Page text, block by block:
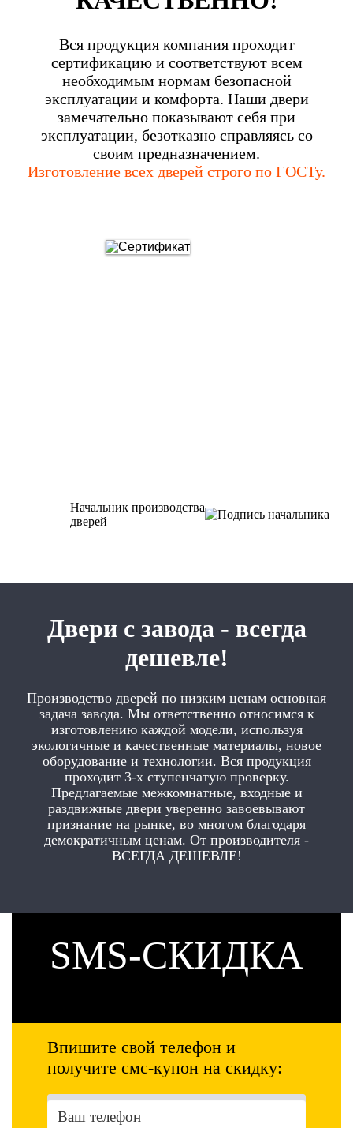
Вся продукция компания проходит
сертификацию и соответствуют всем
необходимым нормам безопасной
эксплуатации и комфорта. Наши двери
замечательно показывают себя при
эксплуатации, безотказно справляясь со
своим предназначением.
Изготовление всех дверей строго по ГОСТу.
Начальник производства
дверей
Двери с завода - всегда
дешевле!
Производство дверей по низким ценам основная
задача завода. Мы ответственно относимся к
изготовлению каждой модели, используя
экологичные и качественные материалы, новое
оборудование и технологии. Вся продукция
проходит 3-х ступенчатую проверку.
Предлагаемые межкомнатные, входные и
раздвижные двери уверенно завоевывают
признание на рынке, во многом благодаря
демократичным ценам. От производителя -
ВСЕГДА ДЕШЕВЛЕ!
SMS-СКИДКА
Впишите свой телефон и
получите смс-купон на скидку: